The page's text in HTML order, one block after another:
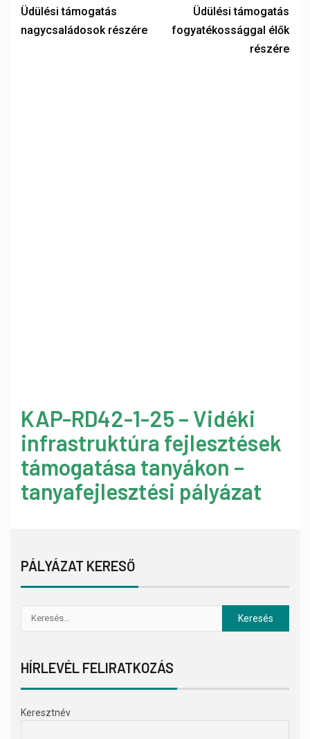
Üdülési támogatás
nagycsaládosok részére
Üdülési támogatás
fogyatékossággal élők
részére
KAP-RD42-1-25 – Vidéki
infrastruktúra fejlesztések
támogatása tanyákon –
tanyafejlesztési pályázat
PÁLYÁZAT KERESŐ
HÍRLEVÉL FELIRATKOZÁS
Keresztnév